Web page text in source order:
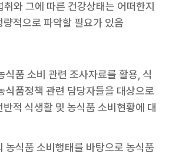
와 그에 따른 건강상태는 어떠한지
적으로 파악할 필요가 있음
식품 소비 관련 조사자료를 활용, 식
식품정책 관련 담당자들을 대상으로
적 식생활 및 농식품 소비현황에 대
농식품 소비행태를 바탕으로 농식품